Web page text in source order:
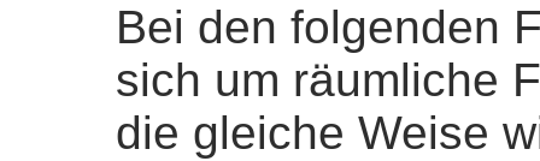
Bei den folgenden
sich um räumliche
die gleiche Weise